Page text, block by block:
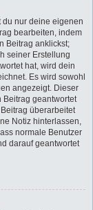
du nur deine eigenen
bearbeiten, indem
Beitrag anklickst;
seiner Erstellung
hat, wird dein
Es wird sowohl
angezeigt. Dieser
Beitrag geantwortet
überarbeitet
Notiz hinterlassen,
normale Benutzer
darauf geantwortet